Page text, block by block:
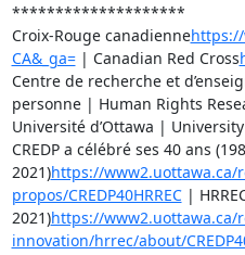
********************
Croix-Rouge canadiennehttps://
CA&_ga= | Canadian Red Cross
Centre de recherche et
personne | Human Rights
Université d’Ottawa |
CREDP a célébré ses 40 ans
2021)https://www2.uottawa.ca/
propos/CREDP40HRREC |
2021)https://www2.uottawa.ca/
innovation/hrrec/about/